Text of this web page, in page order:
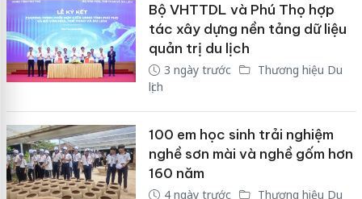
Bộ VHTTDL và Phú Thọ hợp
tác xây dựng nền tảng dữ liệu
quản trị du lịch
3 ngày trước
Thương hiệu Du
lịch
100 em học sinh trải nghiệm
nghề sơn mài và nghề gốm hơn
160 năm
4 ngày trước
Thương hiệu Du